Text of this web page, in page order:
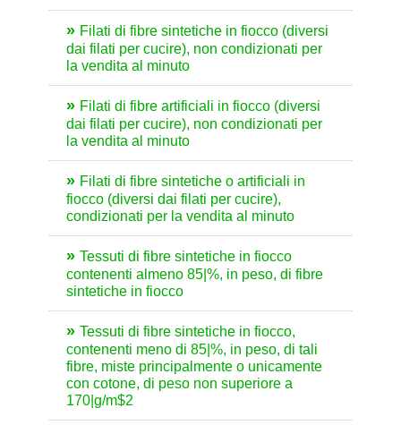
Filati di fibre sintetiche in fiocco (diversi
dai filati per cucire), non condizionati per
la vendita al minuto
Filati di fibre artificiali in fiocco (diversi
dai filati per cucire), non condizionati per
la vendita al minuto
Filati di fibre sintetiche o artificiali in
fiocco (diversi dai filati per cucire),
condizionati per la vendita al minuto
Tessuti di fibre sintetiche in fiocco
contenenti almeno 85|%, in peso, di fibre
sintetiche in fiocco
Tessuti di fibre sintetiche in fiocco,
contenenti meno di 85|%, in peso, di tali
fibre, miste principalmente o unicamente
con cotone, di peso non superiore a
170|g/m$2